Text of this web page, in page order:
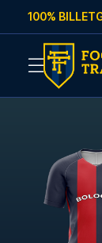
Skip to content
100%